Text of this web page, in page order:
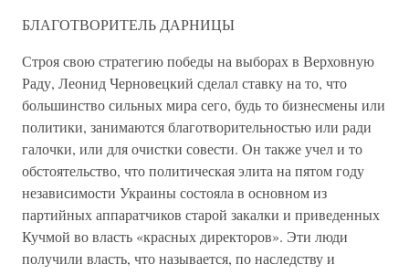
БЛАГОТВОРИТЕЛЬ ДАРНИЦЫ
Строя свою стратегию победы на выборах в Верховную
Раду, Леонид Черновецкий сделал ставку на то, что
большинство сильных мира сего, будь то бизнесмены или
политики, занимаются благотворительностью или ради
галочки, или для очистки совести. Он также учел и то
обстоятельство, что политическая элита на пятом году
независимости Украины состояла в основном из
партийных аппаратчиков старой закалки и приведенных
Кучмой во власть «красных директоров». Эти люди
получили власть, что называется, по наследству и